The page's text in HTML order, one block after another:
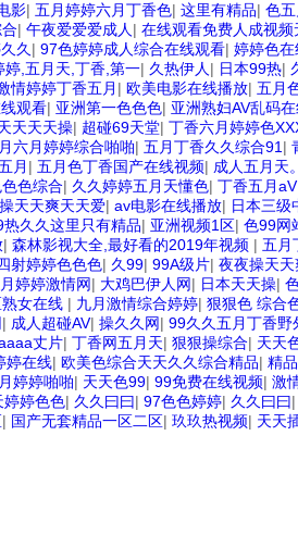
影| 五月婷婷六月丁香色| 这里有精品| 色
| 午夜爱爱爱成人 | 在线观看免费人成视频
久 | 97色婷婷成人综合在线观看| 婷婷色
婷,五月天,丁香,第一| 久热伊人 | 日本99热|
情婷婷丁香五月 | 欧美电影在线播放| 五月
观看| 亚洲第一色色色| 亚洲熟妇AV乱码
天天天操| 超碰69天堂| 丁香六月婷婷色
六月婷婷综合啪啪| 五月丁香久久综合91 |
月 | 五月色丁香国产在线视频| 成人五月天
色综合| 久久婷婷五月天懂色| 丁香五月aV
天天爽天天爱| av电影在线播放| 日本三级
热久久这里只有精品| 亚洲视频1区| 色99网
| 森林影视大全,最好看的2019年视频 | 五月
射婷婷色色色| 久99| 99A级片| 夜夜操天天
婷婷激情网| 大鸡巴伊人网| 日本天天操|
女在线 | 九月激情综合婷婷| 狠狠色 综合
| 成人超碰AV| 操久久网| 99久久五月丁香野
丈片| 丁香网五月天| 狠狠操综合| 天天
婷在线| 欧美色综合天天久久综合精品| 精
婷婷啪啪| 天天色99| 99免费在线视频| 激
婷婷色色| 久久曰曰| 97色色婷婷| 久久曰曰
| 国产无套精品一区二区| 玖玖热视频| 天天